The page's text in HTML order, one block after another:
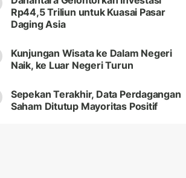
Rp44,5 Triliun untuk Kuasai Pasar
Daging Asia
Kunjungan Wisata ke Dalam Negeri
Naik, ke Luar Negeri Turun
Sepekan Terakhir, Data Perdagangan
Saham Ditutup Mayoritas Positif